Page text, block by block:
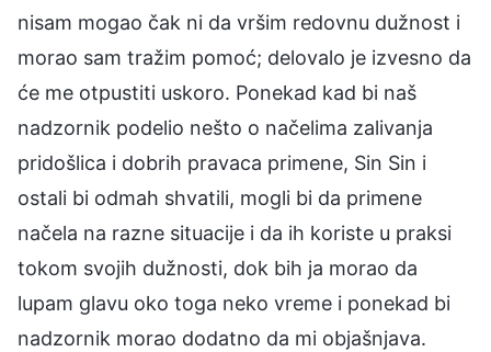
nisam mogao čak ni da vršim redovnu dužnost i
morao sam tražim pomoć; delovalo je izvesno da
će me otpustiti uskoro. Ponekad kad bi naš
nadzornik podelio nešto o načelima zalivanja
pridošlica i dobrih pravaca primene, Sin Sin i
ostali bi odmah shvatili, mogli bi da primene
načela na razne situacije i da ih koriste u praksi
tokom svojih dužnosti, dok bih ja morao da
lupam glavu oko toga neko vreme i ponekad bi
nadzornik morao dodatno da mi objašnjava.